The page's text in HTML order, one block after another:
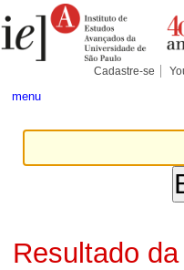
para
conteúdo.
Pessoais
Cadastre-se
menu
Resultado